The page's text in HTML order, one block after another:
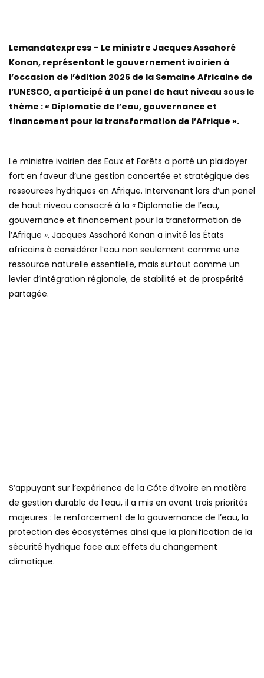
Lemandatexpress – Le ministre Jacques Assahoré
Konan, représentant le gouvernement ivoirien à
l’occasion de l’édition 2026 de la Semaine Africaine de
l’UNESCO, a participé à un panel de haut niveau sous le
thème : « Diplomatie de l’eau, gouvernance et
financement pour la transformation de l’Afrique ».
Le ministre ivoirien des Eaux et Forêts a porté un plaidoyer
fort en faveur d’une gestion concertée et stratégique des
ressources hydriques en Afrique. Intervenant lors d’un panel
de haut niveau consacré à la « Diplomatie de l’eau,
gouvernance et financement pour la transformation de
l’Afrique », Jacques Assahoré Konan a invité les États
africains à considérer l’eau non seulement comme une
ressource naturelle essentielle, mais surtout comme un
levier d’intégration régionale, de stabilité et de prospérité
partagée.
S’appuyant sur l’expérience de la Côte d’Ivoire en matière
de gestion durable de l’eau, il a mis en avant trois priorités
majeures : le renforcement de la gouvernance de l’eau, la
protection des écosystèmes ainsi que la planification de la
sécurité hydrique face aux effets du changement
climatique.